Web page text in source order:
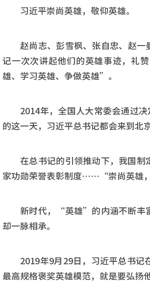
习近平崇尚英雄，敬仰英雄。
赵尚志、彭雪枫、张自忠、赵
记一次次讲起他们的英雄事迹，礼
雄、学习英雄、争做英雄”。
2014年，全国人大常委会通过
的这一天，习近平总书记都会来到北
在总书记的引领推动下，我国制
家功勋荣誉表彰制度……“崇尚英雄
新时代，“英雄”的内涵不断丰
却一脉相承。
2019年9月29日，习近平总书
最高规格褒奖英雄模范，就是要弘扬